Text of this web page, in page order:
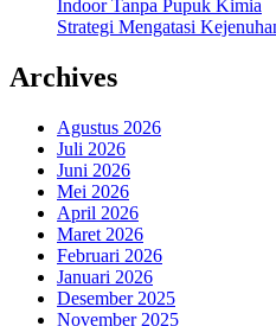
Indoor Tanpa Pupuk Kimia
Strategi Mengatasi
Archives
Agustus 2026
Juli 2026
Juni 2026
Mei 2026
April 2026
Maret 2026
Februari 2026
Januari 2026
Desember 2025
November 2025